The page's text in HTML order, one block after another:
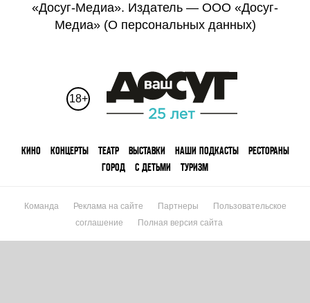
«Досуг-Медиа». Издатель — ООО «Досуг-
Медиа» (О персональных данных)
18+
КИНО КОНЦЕРТЫ ТЕАТР ВЫСТАВКИ НАШИ ПОДКАСТЫ
РЕСТОРАНЫ
ГОРОД
С ДЕТЬМИ ТУРИЗМ
Команда Реклама на сайте Партнеры
Пользовательское
соглашение
Полная версия сайта